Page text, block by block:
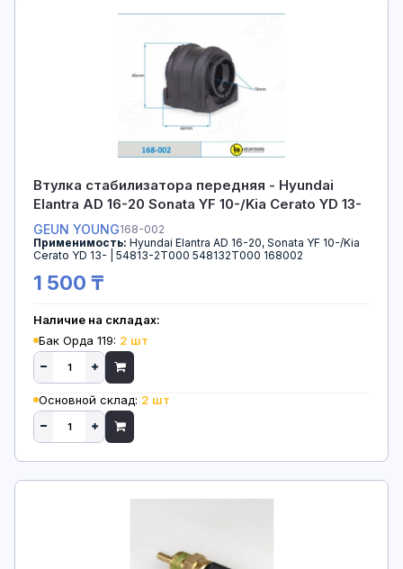
Втулка стабилизатора передняя - Hyundai
Elantra AD 16-20 Sonata YF 10-/Kia Cerato YD 13-
GEUN YOUNG168-002
Применимость: Hyundai Elantra AD 16-20, Sonata YF 10-/Kia
Cerato YD 13- | 54813-2T000 548132T000 168002
1 500 ₸
Наличие на складах:
Бак Орда 119: 2 шт
Основной склад: 2 шт